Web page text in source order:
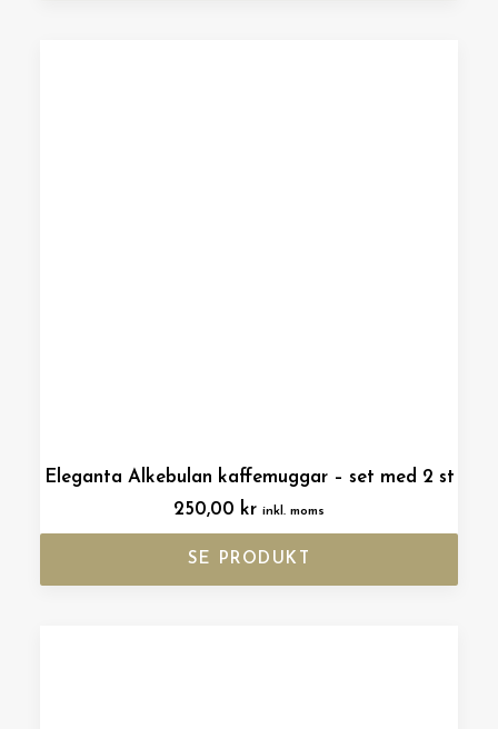
Eleganta Alkebulan kaffemuggar – set med 2 st
250,00 kr inkl. moms
SE PRODUKT